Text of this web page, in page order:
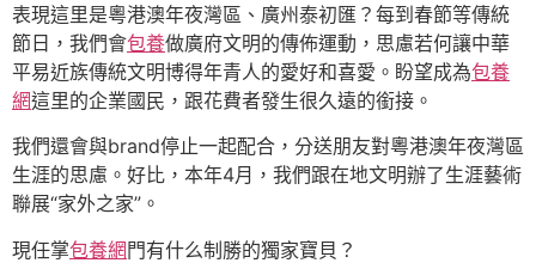
表現這里是粵港澳年夜灣區、廣州泰初匯？每到春節等傳統
節日，我們會包養做廣府文明的傳佈運動，思慮若何讓中華
平易近族傳統文明博得年青人的愛好和喜愛。盼望成為包養
網這里的企業國民，跟花費者發生很久遠的銜接。
我們還會與brand停止一起配合，分送朋友對粵港澳年夜灣區
生涯的思慮。好比，本年4月，我們跟在地文明辦了生涯藝術
聯展“家外之家”。
現任掌包養網門有什么制勝的獨家寶貝？